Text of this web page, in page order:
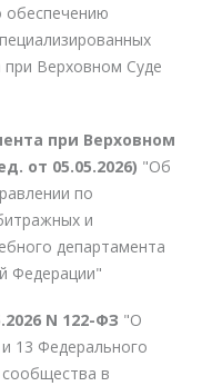
обеспечению
при Верховном Суде
при Верховном
от 05.05.2026) "Об
по
и
департамента
Федерации"
N 122-ФЗ "О
13 Федерального
сообщества в